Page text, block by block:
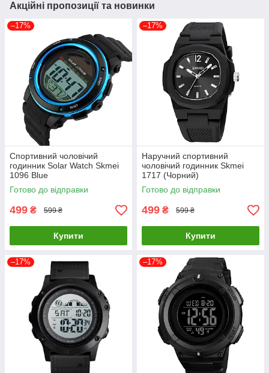
Акційні пропозиції та новинки
–17%
Спортивний чоловічий
годинник Solar Watch Skmei
1096 Blue
Готово до відправки
499 ₴ 599 ₴
Купити
–17%
Наручний спортивний
чоловічий годинник Skmei
1717 (Чорний)
Готово до відправки
499 ₴ 599 ₴
Купити
–17% –17%